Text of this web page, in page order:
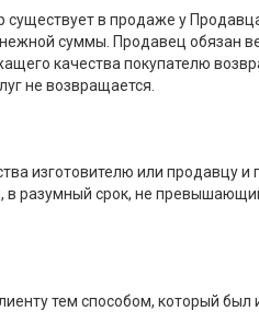
в продаже у
суммы. Продавец обязан
качества покупателю
не возвращается.
изготовителю или продавцу
в разумный срок, не
тем способом, который был